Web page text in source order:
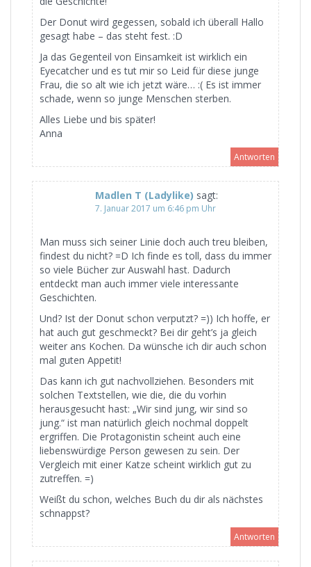
Der Donut wird gegessen, sobald ich überall Hallo
gesagt habe – das steht fest. :D
Ja das Gegenteil von Einsamkeit ist wirklich ein
Eyecatcher und es tut mir so Leid für diese junge
Frau, die so alt wie ich jetzt wäre… :( Es ist immer
schade, wenn so junge Menschen sterben.
Alles Liebe und bis später!
Anna
Antworten
Madlen T (Ladylike) sagt:
7. Januar 2017 um 6:46 pm Uhr
Man muss sich seiner Linie doch auch treu bleiben,
findest du nicht? =D Ich finde es toll, dass du immer
so viele Bücher zur Auswahl hast. Dadurch
entdeckt man auch immer viele interessante
Geschichten.
Und? Ist der Donut schon verputzt? =)) Ich hoffe, er
hat auch gut geschmeckt? Bei dir geht’s ja gleich
weiter ans Kochen. Da wünsche ich dir auch schon
mal guten Appetit!
Das kann ich gut nachvollziehen. Besonders mit
solchen Textstellen, wie die, die du vorhin
herausgesucht hast: „Wir sind jung, wir sind so
jung.“ ist man natürlich gleich nochmal doppelt
ergriffen. Die Protagonistin scheint auch eine
liebenswürdige Person gewesen zu sein. Der
Vergleich mit einer Katze scheint wirklich gut zu
zutreffen. =)
Weißt du schon, welches Buch du dir als nächstes
schnappst?
Antworten